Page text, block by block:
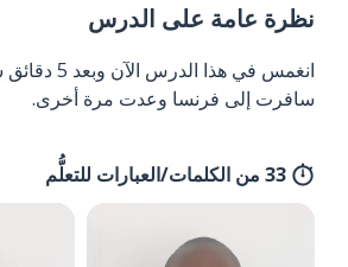
نظرة عامة على الدرس
انغمس في هذا
سافرت إلى فرنسا وعدت مرة أخرى.
33 من الكلمات/العبارات للتعلُّم